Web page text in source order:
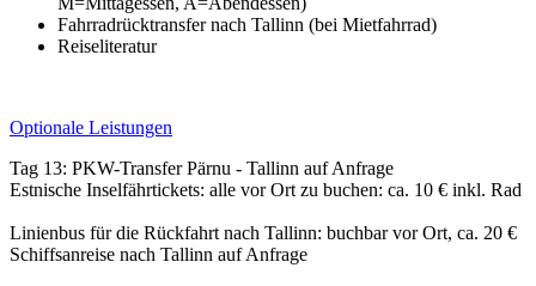
Fahrradrücktransfer nach Tallinn (bei Mietfahrrad)
Reiseliteratur
Optionale Leistungen
Tag 13: PKW-Transfer Pärnu - Tallinn auf Anfrage
Estnische Inselfährtickets: alle vor Ort zu buchen: ca. 10 € inkl. Rad
Linienbus für die Rückfahrt nach Tallinn: buchbar vor Ort, ca. 20 €
Schiffsanreise nach Tallinn auf Anfrage